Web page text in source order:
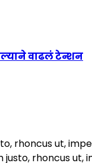
वाढलं टेन्शन
rhoncus ut,
rhoncus